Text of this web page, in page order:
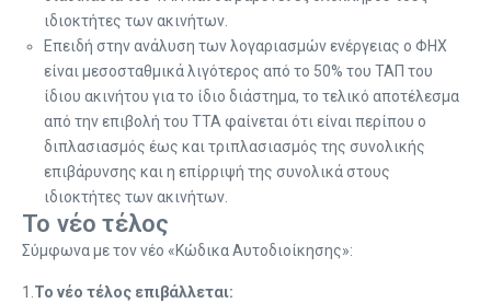
ιδιοκτήτες των ακινήτων.
Επειδή στην ανάλυση των λογαριασμών ενέργειας ο ΦΗΧ
είναι μεσοσταθμικά λιγότερος από το 50% του ΤΑΠ του
ίδιου ακινήτου για το ίδιο διάστημα, το τελικό αποτέλεσμα
από την επιβολή του ΤΤΑ φαίνεται ότι είναι περίπου ο
διπλασιασμός έως και τριπλασιασμός της συνολικής
επιβάρυνσης και η επίρριψή της συνολικά στους
ιδιοκτήτες των ακινήτων.
Το νέο τέλος
Σύμφωνα με τον νέο «Κώδικα Αυτοδιοίκησης»:
1. Το νέο τέλος επιβάλλεται: